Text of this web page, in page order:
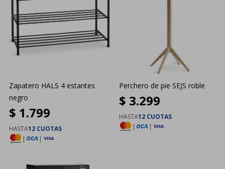
Zapatero HALS 4 estantes
negro
$ 1.799
HASTA12 CUOTAS
|
|
Perchero de pie SEJS roble
$ 3.299
HASTA12 CUOTAS
|
|